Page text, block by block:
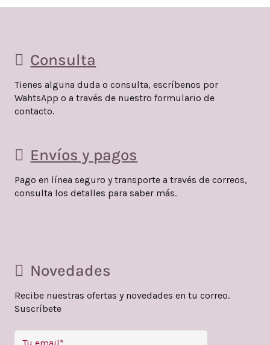
Consulta
Tienes alguna duda o consulta, escríbenos por
WahtsApp o a través de nuestro formulario de
contacto.
Envíos y pagos
Pago en línea seguro y transporte a través de correos,
consulta los detalles para saber más.
Novedades
Recibe nuestras ofertas y novedades en tu correo.
Suscríbete